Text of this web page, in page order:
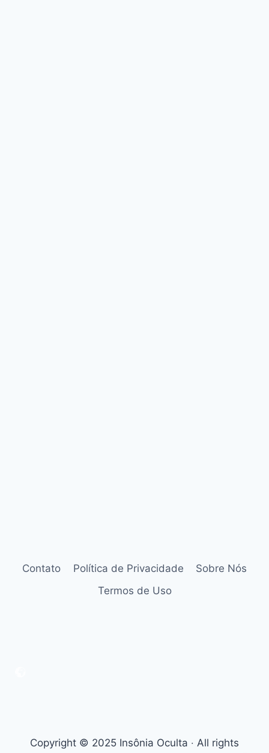
Contato Política de Privacidade
Sobre Nós
Termos de Uso
Copyright © 2025 Insônia Oculta ‧ All rights